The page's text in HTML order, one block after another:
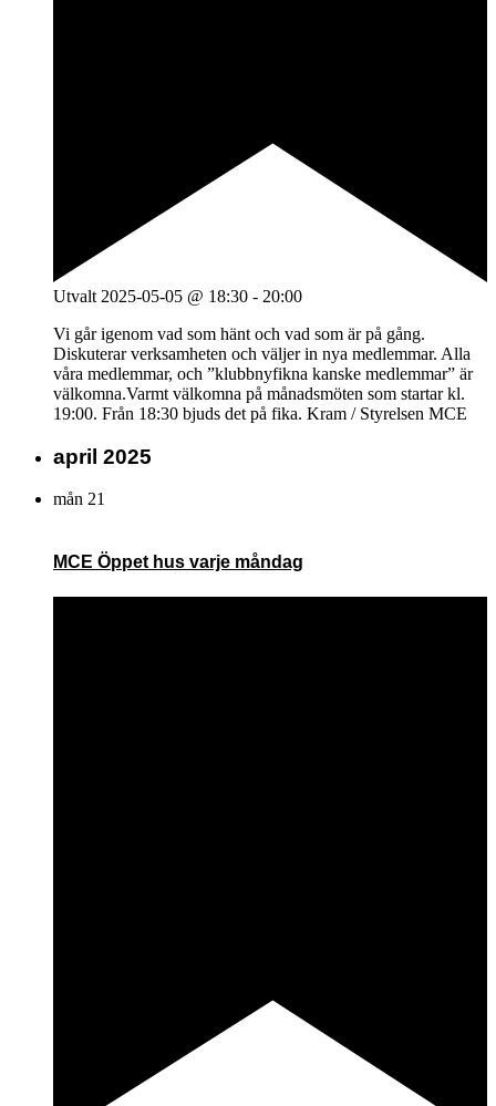
Utvalt 2025-05-05 @ 18:30 - 20:00
Vi går igenom vad som hänt och vad som är på gång.
Diskuterar verksamheten och väljer in nya medlemmar. Alla
våra medlemmar, och ”klubbnyfikna kanske medlemmar” är
välkomna.Varmt välkomna på månadsmöten som startar kl.
19:00. Från 18:30 bjuds det på fika. Kram / Styrelsen MCE
april 2025
mån 21
MCE Öppet hus varje måndag